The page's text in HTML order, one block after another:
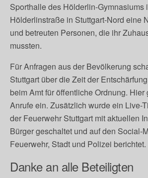
Sporthalle des Hölderlin-Gymnasiums
Hölderlinstraße in Stuttgart-Nord eine
und betreuten Personen, die ihr
mussten.
Für Anfragen aus der Bevölkerung
Stuttgart über die Zeit der
beim Amt für öffentliche Ordnung.
Anrufe ein. Zusätzlich wurde ein Live-
der Feuerwehr Stuttgart mit aktuellen
Bürger geschaltet und auf den Social-
Feuerwehr, Stadt und Polizei berichtet.
Danke an alle Beteiligten